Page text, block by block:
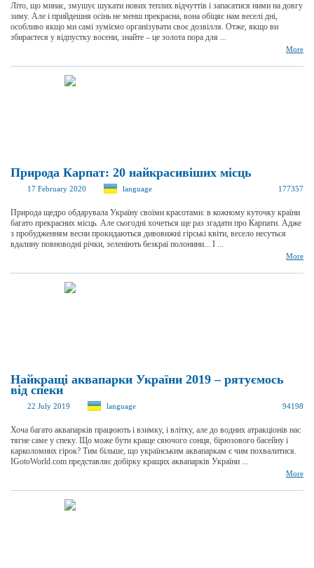
Літо, що минає, змушує шукати нових теплих відчуттів і запасатися ними на довгу
зиму. Але і прийдешня осінь не менш прекрасна, вона обіцяє нам веселі дні,
особливо якщо ми самі зуміємо організувати своє дозвілля. Отже, якщо ви
збираєтеся у відпустку восени, знайте – це золота пора для ...
More
Природа Карпат: 20 найкрасивіших місць
17 February 2020 language 177357
Природа щедро обдарувала Україну своїми красотами: в кожному куточку країни
багато прекрасних місць. Але сьогодні хочеться ще раз згадати про Карпати. Адже
з пробудженням весни прокидаються дивовижні гірські квіти, весело несуться
вдалину повноводні річки, зеленіють безкраї полонини... І ...
More
Найкращі аквапарки України 2019 – рятуємось
від спеки
22 July 2019 language 94198
Хоча багато аквапарків працюють і взимку, і влітку, але до водних атракціонів нас
тягне саме у спеку. Що може бути краще сяючого сонця, бірюзового басейну і
карколомних гірок? Тим більше, що українським аквапаркам є чим похвалитися.
IGotoWorld.com представляє добірку кращих аквапарків України ...
More